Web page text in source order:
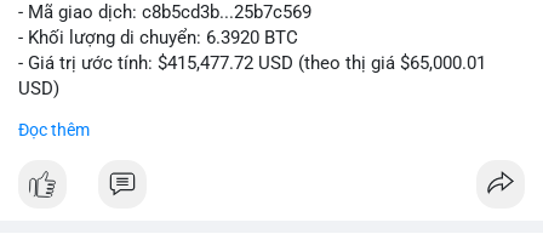
- Mã giao dịch: c8b5cd3b...25b7c569
- Khối lượng di chuyển: 6.3920 BTC
- Giá trị ước tính: $415,477.72 USD (theo thị giá $65,000.01
USD)
nghìn USD được xác nhận trong mempool, mức chuyển động
Đọc thêm